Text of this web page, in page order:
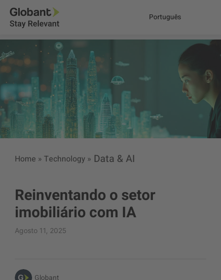
Português
Home » Technology » Data & AI
Reinventando o setor
imobiliário com IA
Agosto 11, 2025
Globant